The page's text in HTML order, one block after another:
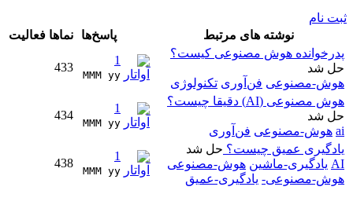
ثبت نام
نوشته های مرتبط
پاسخ‌ها نماها فعالیت
پدرخوانده هوش مصنوعی کیست؟
حل شد
هوش-مصنوعی فن‌آوری تکنولوژی
1
MMM yy
433
هوش مصنوعی (AI) دقیقا چیست؟
حل شد
ai هوش-مصنوعی فن‌آوری
1
MMM yy
434
یادگیری عمیق چیست؟ حل شد
AI یادگیری-ماشین هوش-مصنوعی
هوش-مصنوعی- یادگیری-عمیق
1
MMM yy
438